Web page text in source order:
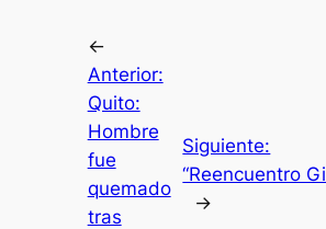
←
Anterior:
Quito:
Hombre
fue
quemado
tras
Siguiente:
“Reencuentro
→